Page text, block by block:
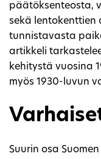
päätöksenteosta,
sekä lentokenttien
tunnistavasta
artikkeli
kehitystä vuosina
myös 1930-luvun
Suurin osa